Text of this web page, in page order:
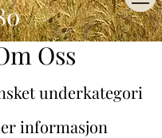
Oss
underkategori
informasjon